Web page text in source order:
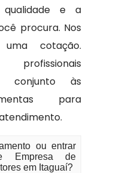
qualidade e a
procura. Nos
cotação.
conjunto às
para
ou entrar
Empresa de
em Itaguaí?